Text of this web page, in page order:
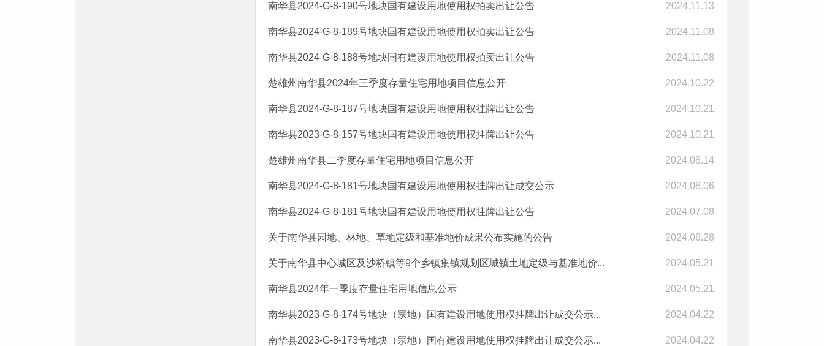
南华县2024-G-8-190号地块国有建设用地使用权拍卖出让公告 2024.11.13
南华县2024-G-8-189号地块国有建设用地使用权拍卖出让公告 2024.11.08
南华县2024-G-8-188号地块国有建设用地使用权拍卖出让公告 2024.11.08
楚雄州南华县2024年三季度存量住宅用地项目信息公开 2024.10.22
南华县2024-G-8-187号地块国有建设用地使用权挂牌出让公告 2024.10.21
南华县2023-G-8-157号地块国有建设用地使用权挂牌出让公告 2024.10.21
楚雄州南华县二季度存量住宅用地项目信息公开 2024.08.14
南华县2024-G-8-181号地块国有建设用地使用权挂牌出让成交公示 2024.08.06
南华县2024-G-8-181号地块国有建设用地使用权挂牌出让公告 2024.07.08
关于南华县园地、林地、草地定级和基准地价成果公布实施的公告 2024.06.28
关于南华县中心城区及沙桥镇等9个乡镇集镇规划区城镇土地定级与基准地价... 2024.05.21
南华县2024年一季度存量住宅用地信息公示 2024.05.21
南华县2023-G-8-174号地块（宗地）国有建设用地使用权挂牌出让成交公示... 2024.04.22
南华县2023-G-8-173号地块（宗地）国有建设用地使用权挂牌出让成交公示... 2024.04.22